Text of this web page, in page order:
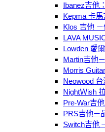
Ibanez吉他
Kepma 卡
Klos 吉他
LAVA
Lowden 愛
Martin吉他
Morris
Neowood
NightＷish
Pre-War吉
PRS吉他－
Switch吉他